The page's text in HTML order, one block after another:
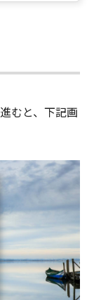
むと、下記画